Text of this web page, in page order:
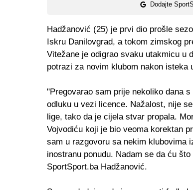
Dodajte
Hadžanović (25) je prvi dio prošle
Iskru Danilovgrad, a tokom zimskog
Vitežane je odigrao svaku utakmicu u
potrazi za novim klubom nakon isteka
"Pregovarao sam prije nekoliko dana
odluku u vezi licence. Nažalost, nije
lige, tako da je cijela stvar propala.
Vojvodiću koji je bio veoma korektan
sam u razgovoru sa nekim klubovima
inostranu ponudu. Nadam se da ću
SportSport.ba Hadžanović.